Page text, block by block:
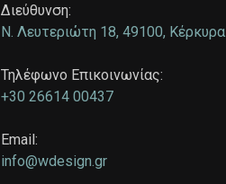
Διεύθυνση:
Ν. Λευτεριώτη 18, 49100, Κέρκυρα
Τηλέφωνο Επικοινωνίας:
+30 26614 00437
Email:
info@wdesign.gr